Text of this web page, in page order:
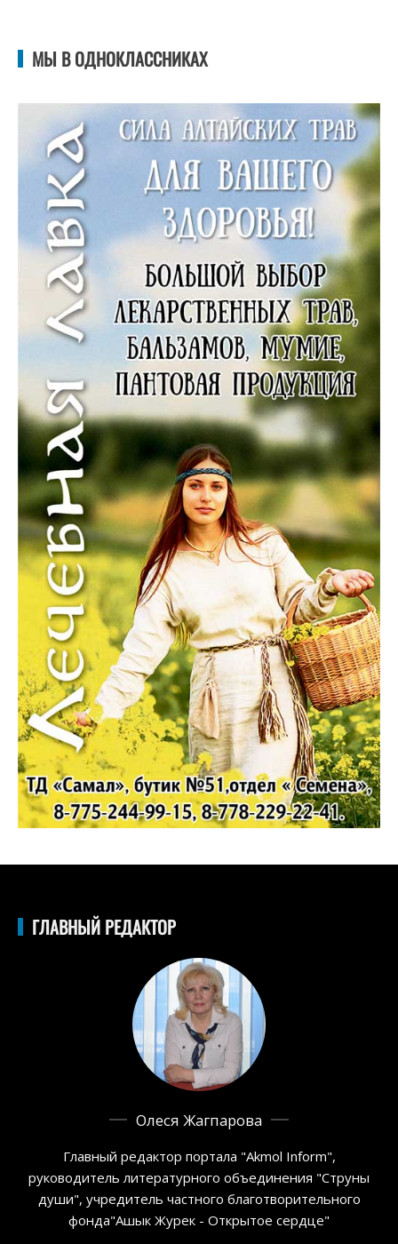
МЫ В ОДНОКЛАССНИКАХ
ГЛАВНЫЙ РЕДАКТОР
Олеся Жагпарова
Главный редактор портала "Akmol Inform",
руководитель литературного объединения "Струны
души", учредитель частного благотворительного
фонда"Ашык Журек - Открытое сердце"